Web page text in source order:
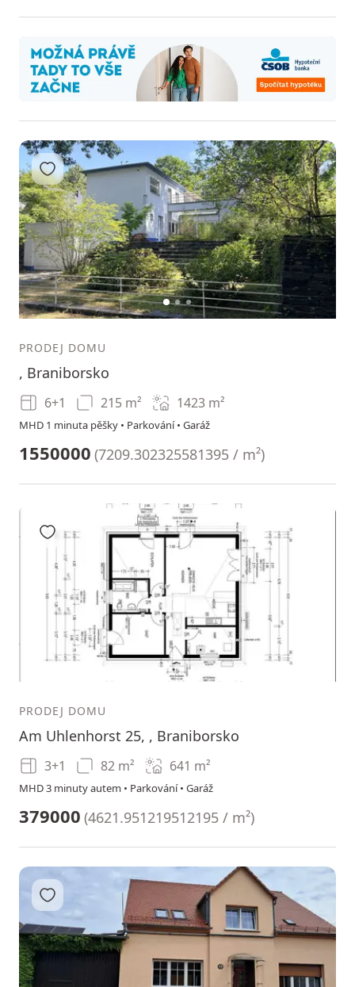
12 3
Přidat do oblíbených
PRODEJ DOMU
, Braniborsko
6+1 215 m² 1423 m²
MHD 1 minuta pěšky • Parkování • Garáž
1550000 (7209.302325581395 / m²)
12 3
Přidat do oblíbených
PRODEJ DOMU
Am Uhlenhorst 25, , Braniborsko
3+1 82 m² 641 m²
MHD 3 minuty autem • Parkování • Garáž
379000 (4621.951219512195 / m²)
Přidat do oblíbených